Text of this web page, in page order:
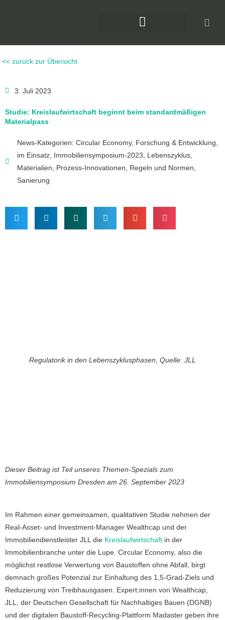
<< zurück zur Übersicht
3. Juli 2023
Studie: Kreislaufwirtschaft beginnt beim standardmäßigen
Materialpass
News-Kategorien: Circular Economy, Forschung & Entwicklung
im Einsatz
Immobiliensymposium-2023 Lebenszyklus
Materialien
Prozess-Innovationen Regeln und Normen
Sanierung
Regulatorik in den Lebenszyklusphasen, Quelle: JLL
Dieser Beitrag ist Teil unseres Themen-Spezials zum
Immobiliensymposium Dresden am 26. September 2023
Im Rahmen einer gemeinsamen, qualitativen Studie nehmen der
Real-Asset- und Investment-Manager Wealthcap und der
Immobiliendienstleister JLL die Kreislaufwirtschaft in der
Immobilienbranche unter die Lupe. Circular Economy, also die
möglichst restlose Verwertung von Baustoffen ohne Abfall, birgt
demnach großes Potenzial zur Einhaltung des 1,5-Grad-Ziels und
Reduzierung von Treibhausgasen. Expert:innen von Wealthcap,
JLL, der Deutschen Gesellschaft für Nachhaltiges Bauen (DGNB)
und der digitalen Baustoff-Recycling-Plattform Madaster geben ihre